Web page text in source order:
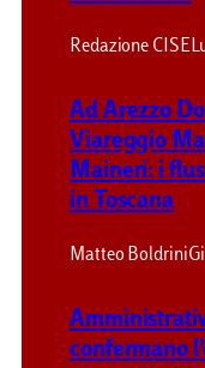
Redazione CISE
Ad Arezzo
Viareggio
Maineri: i
in Toscana
Matteo Boldrini
confermano